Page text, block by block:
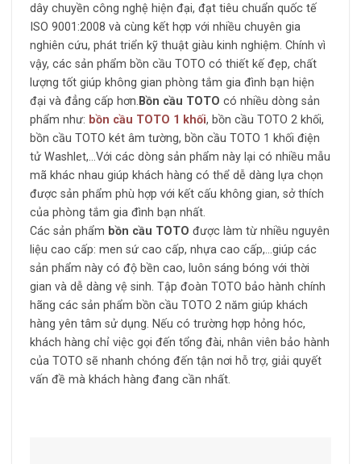
dây chuyền công nghệ hiện đại, đạt tiêu chuẩn quốc tế
ISO 9001:2008 và cùng kết hợp với nhiều chuyên gia
nghiên cứu, phát triển kỹ thuật giàu kinh nghiệm. Chính vì
vậy, các sản phẩm bồn cầu TOTO có thiết kế đẹp, chất
lượng tốt giúp không gian phòng tắm gia đình bạn hiện
đại và đẳng cấp hơn. Bồn cầu TOTO có nhiều dòng sản
phẩm như: bồn cầu TOTO 1 khối, bồn cầu TOTO 2 khối,
bồn cầu TOTO két âm tường, bồn cầu TOTO 1 khối điện
tử Washlet,…Với các dòng sản phẩm này lại có nhiều mẫu
mã khác nhau giúp khách hàng có thể dễ dàng lựa chọn
được sản phẩm phù hợp với kết cấu không gian, sở thích
của phòng tắm gia đình bạn nhất.
Các sản phẩm bồn cầu TOTO được làm từ nhiều nguyên
liệu cao cấp: men sứ cao cấp, nhựa cao cấp,…giúp các
sản phẩm này có độ bền cao, luôn sáng bóng với thời
gian và dễ dàng vệ sinh. Tập đoàn TOTO bảo hành chính
hãng các sản phẩm bồn cầu TOTO 2 năm giúp khách
hàng yên tâm sử dụng. Nếu có trường hợp hỏng hóc,
khách hàng chỉ việc gọi đến tổng đài, nhân viên bảo hành
của TOTO sẽ nhanh chóng đến tận nơi hỗ trợ, giải quyết
vấn đề mà khách hàng đang cần nhất.